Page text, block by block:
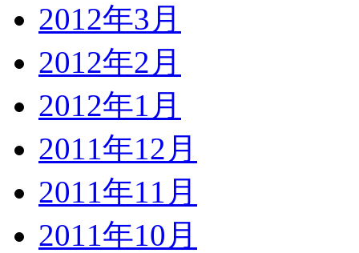
2012年3月
2012年2月
2012年1月
2011年12月
2011年11月
2011年10月